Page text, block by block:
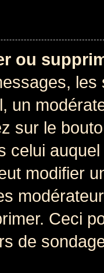
ou
un
sur le
celui
modifier
Ceci
de